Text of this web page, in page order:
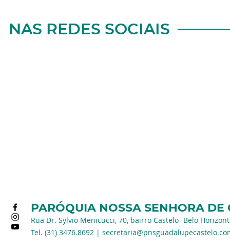
NAS REDES SOCIAIS
PARÓQUIA NOSSA SENHORA DE
Rua Dr. Sylvio Menicucci, 70, bairro Castelo- Belo
Tel. (31) 3476.8692 |